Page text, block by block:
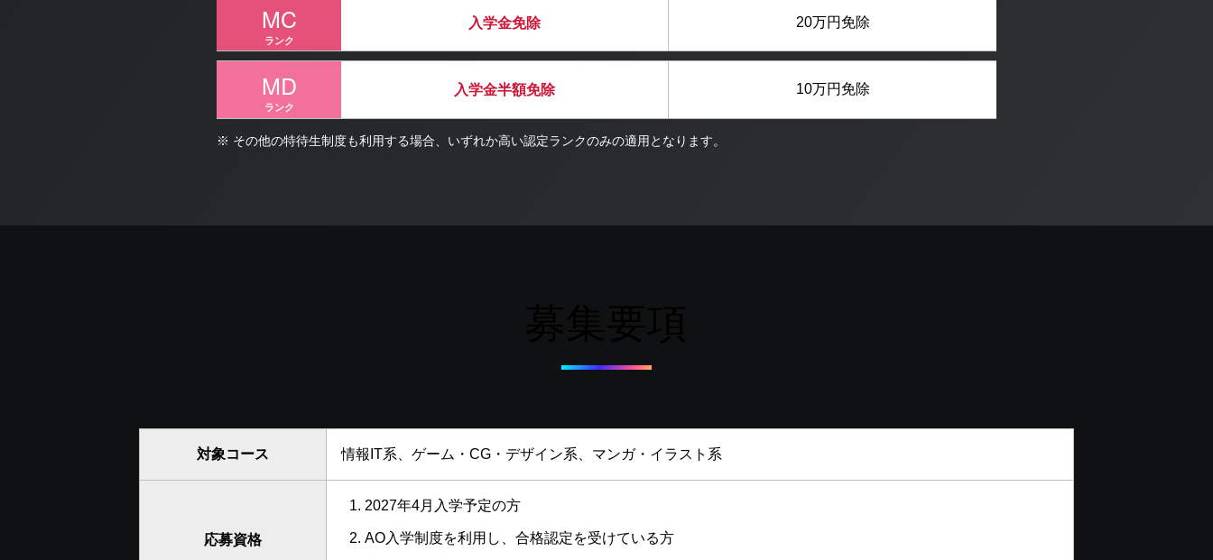
MC
ランク
入学金免除 20万円免除
MD
ランク
入学金半額免除 10万円免除
※ その他の特待生制度も利用する場合、いずれか高い認定ランクのみの適用となります。
対象コース 情報IT系、ゲーム・CG・デザイン系、マンガ・イラスト系
応募資格
2027年4月入学予定の方
AO入学制度を利用し、合格認定を受けている方